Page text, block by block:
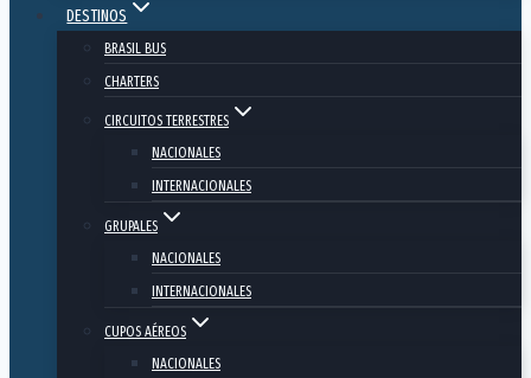
DESTINOS
BRASIL BUS
CHARTERS
CIRCUITOS TERRESTRES
NACIONALES
INTERNACIONALES
GRUPALES
NACIONALES
INTERNACIONALES
CUPOS AÉREOS
NACIONALES